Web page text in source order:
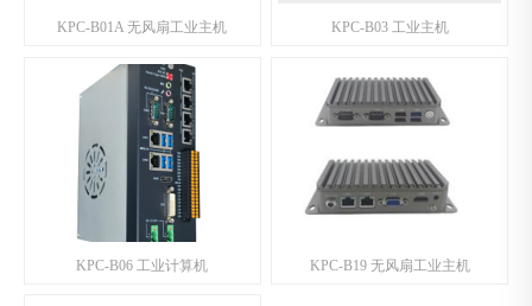
KPC-B01A 无风扇工业主机 KPC-B03 工业主机
KPC-B06 工业计算机 KPC-B19 无风扇工业主机